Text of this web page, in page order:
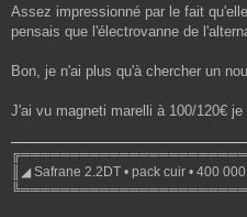
Assez impressionné par le fait
pensais que l'électrovanne de
Bon, je n'ai plus qu'à chercher un
J'ai vu magneti marelli à 100/120€
║◢ Safrane 2.2DT • pack cuir • 400 000